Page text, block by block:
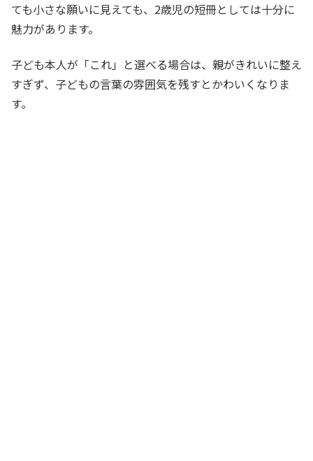
ても小さな願いに見えても、2歳児の短冊としては十分に
魅力があります。
子ども本人が「これ」と選べる場合は、親がきれいに整え
すぎず、子どもの言葉の雰囲気を残すとかわいくなりま
す。